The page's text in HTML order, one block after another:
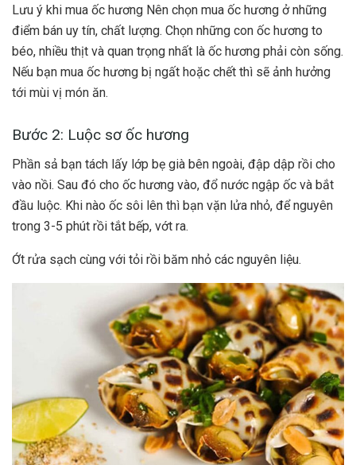
Lưu ý khi mua ốc hương Nên chọn mua ốc hương ở những
điểm bán uy tín, chất lượng. Chọn những con ốc hương to
béo, nhiều thịt và quan trọng nhất là ốc hương phải còn sống.
Nếu bạn mua ốc hương bị ngất hoặc chết thì sẽ ảnh hưởng
tới mùi vị món ăn.
Bước 2: Luộc sơ ốc hương
Phần sả bạn tách lấy lớp bẹ già bên ngoài, đập dập rồi cho
vào nồi. Sau đó cho ốc hương vào, đổ nước ngập ốc và bắt
đầu luộc. Khi nào ốc sôi lên thì bạn vặn lửa nhỏ, để nguyên
trong 3-5 phút rồi tắt bếp, vớt ra.
Ớt rửa sạch cùng với tỏi rồi băm nhỏ các nguyên liệu.